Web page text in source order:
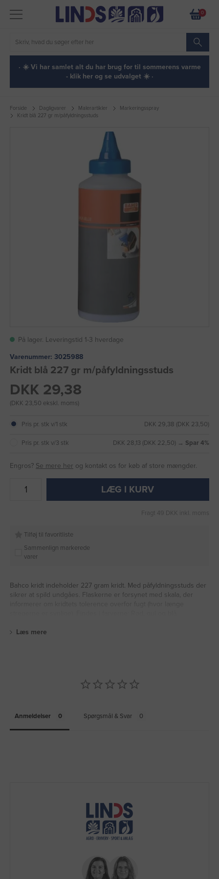
0
· ☀️ Vi har samlet alt du har brug for til sommerens varme
- klik her og se udvalget ☀️ ·
Forside Dagligvarer Malerartikler
Markeringsspray
Kridt blå 227 gr m/påfyldningsstuds
På lager. Leveringstid 1-3 hverdage
Varenummer: 3025988
Kridt blå 227 gr m/påfyldningsstuds
DKK 29,38
(DKK 23,50 ekskl. moms)
Pris pr. stk v/1 stk DKK 29,38 (DKK 23,50)
Pris pr. stk v/3 stk DKK 28,13 (DKK 22,50) → Spar 4%
Engros? Se mere her og kontakt os for køb af store mængder.
LÆG I KURV
Fragt 49 DKK inkl. moms
Tilføj til favoritliste
Sammenlign markerede
varer
Bahco kridt indeholder 227 gram kridt. Med påfyldningsstuds der
sikrer at spild undgåes. Flaskerne er forsynet med skala, der
Læs mere
Anmeldelser Spørgsmål & Svar